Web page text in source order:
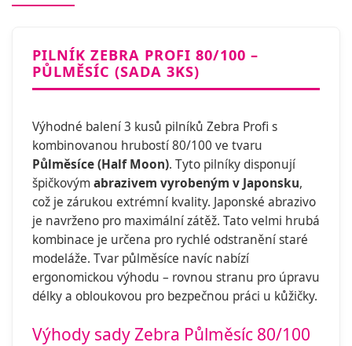
PILNÍK ZEBRA PROFI 80/100 –
PŮLMĚSÍC (SADA 3KS)
Výhodné balení 3 kusů pilníků Zebra Profi s
kombinovanou hrubostí 80/100 ve tvaru
Půlměsíce (Half Moon). Tyto pilníky disponují
špičkovýmabrazivem vyrobeným v Japonsku,
což je zárukou extrémní kvality. Japonské abrazivo
je navrženo pro maximální zátěž. Tato velmi hrubá
kombinace je určena pro rychlé odstranění staré
modeláže. Tvar půlměsíce navíc nabízí
ergonomickou výhodu – rovnou stranu pro úpravu
délky a obloukovou pro bezpečnou práci u kůžičky.
Výhody sady Zebra Půlměsíc 80/100